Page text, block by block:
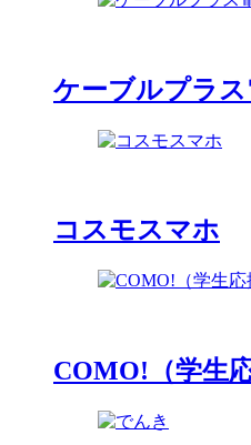
ケーブルプラ
コスモスマホ
COMO!（学生